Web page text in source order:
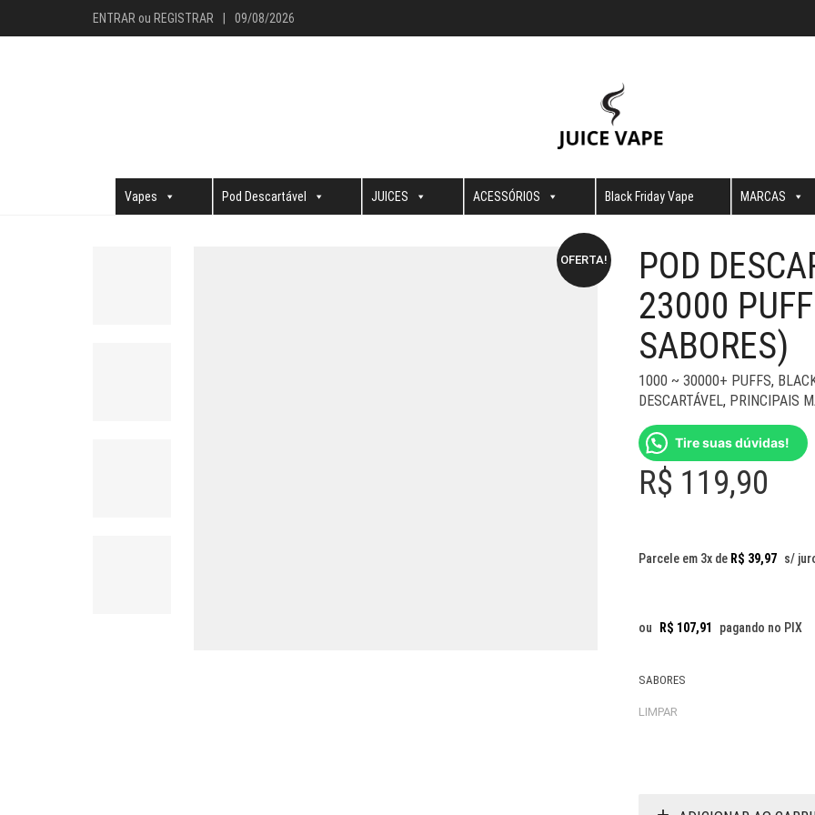
ENTRAR ou REGISTRAR 09/08/2026
Vapes Pod Descartável JUICES ACESSÓRIOS Black Friday Vape MARCAS
OFERTA!
POD
23000
SABORES)
1000 ~ 30000+ PUFFS,
DESCARTÁVEL, PRINCIPAIS
Tire suas dúvidas!
R$ 119,90
Parcele em 3x de R$ 39,97 s/
ou R$ 107,91 pagando no PIX
SABORES
LIMPAR